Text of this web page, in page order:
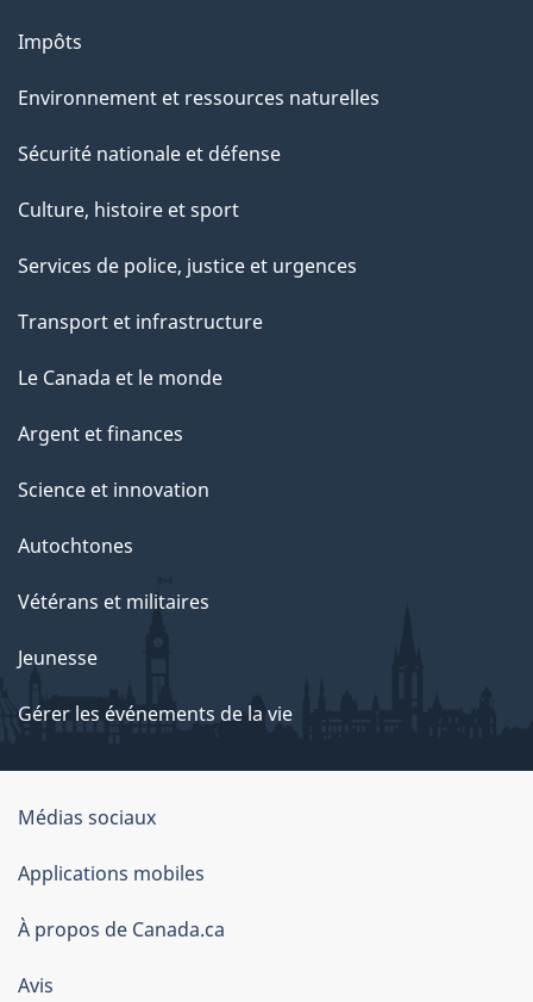
Impôts
Environnement et ressources naturelles
Sécurité nationale et défense
Culture, histoire et sport
Services de police, justice et urgences
Transport et infrastructure
Le Canada et le monde
Argent et finances
Science et innovation
Autochtones
Vétérans et militaires
Jeunesse
Gérer les événements de la vie
Organisation
du
gouvernement
du
Canada
Médias sociaux
Applications mobiles
À propos de Canada.ca
Avis